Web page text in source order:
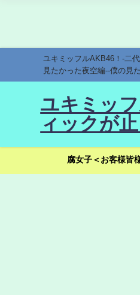
ユキミッフルAKB46！-二
見たかった夜空編--僕の見
ユキミッ
ィックが
腐女子＜お客様皆